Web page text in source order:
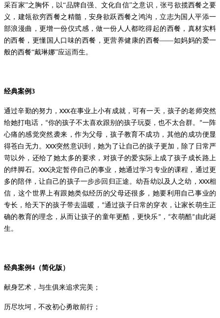
采百家”之胸怀，以“品牌自强、文化自信”之意识，张弓欲揽西餐之要
义，建瓴欲穷西餐之精髓，安身欲跃西餐之鸿沟，立志为国人平添一
部浪漫曲，更增一份仪式感，做一份人人都吃得起的西餐，真材实料
的西餐，更懂国人口味的西餐，更营养健康的西餐——如妈妈的爱一
般的西餐“戴琳娜”应运而生。
经典案例3
通过辛勤的努力，XXX在事业上小有成就，可有一天，孩子的老师突然
给她打电话， “你的孩子不太喜欢跟别的孩子玩耍，也不太合群。 ”一阵
心痛的感觉突然袭来，作为父母，孩子教育不成功，其他的成功便显
得苍白无力。XXX突然意识到，她为了让自己的孩子更加，除了日常严
苛以外，还给了她太多的要求，对孩子的爱实际上成了孩子成长路上
的绊脚石。 XXX决定暂停自己的事业，她通过学习专业的课程，通过更
多的陪伴，让自己的孩子一步步回归正途。幼吾幼以及人之幼， XXX相
信，这个世界上有跟她类似经历的父母还很多，她要利用自己事业的
专长，给天下的孩子带去温暖， “通过孩子日常的穿衣，让家长萌生正
确的教育的理念，从而让孩子的童年更酷，更快乐” ， “衣萌酷” 由此诞
生。
经典案例4 （简化版）
献身艺术，与生俱来追求完美；
历尽坎坷，不改初心勇敢前行；